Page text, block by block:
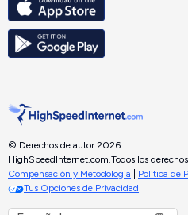
© Derechos de autor 2026
HighSpeedInternet.com. Todos los
Compensación y Metodología
Política de
Tus Opciones de Privacidad